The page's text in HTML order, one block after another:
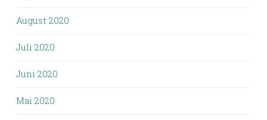
August 2020
Juli 2020
Juni 2020
Mai 2020